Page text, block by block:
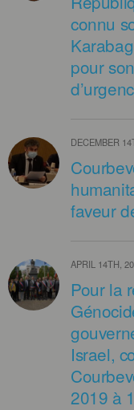
connu
pour
DECEMBER
faveur
APRIL 14TH,
Pour la
Israel,
2019 à